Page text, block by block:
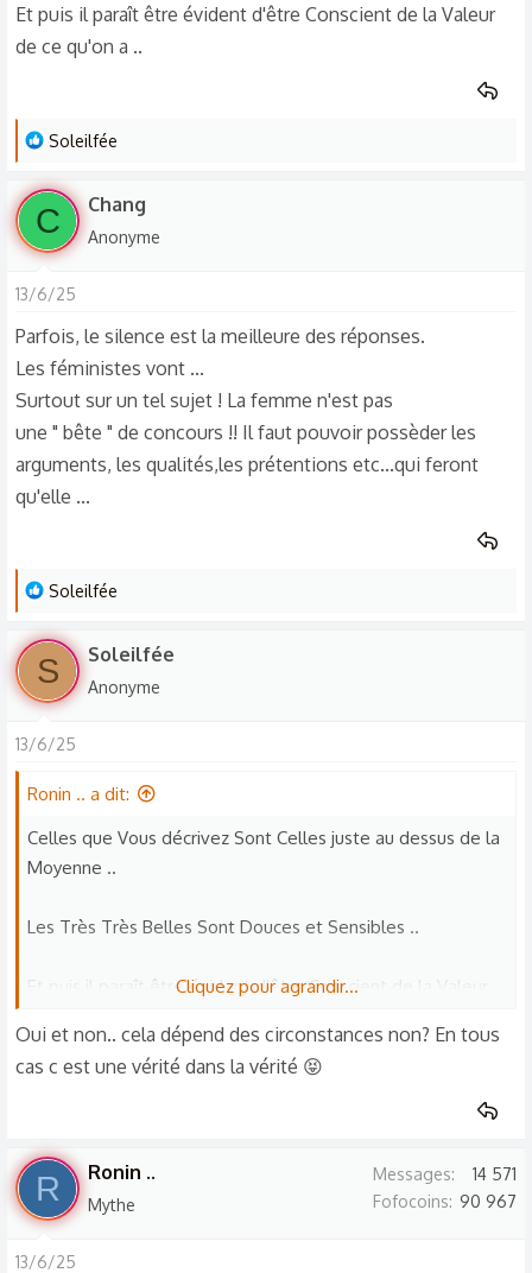
Et puis il paraît être évident d'être Conscient de la Valeur
de ce qu'on a ..
L
s
é
c
t
n
:
Soleilfée
C Chang
Anonyme
13/6/25
Parfois, le silence est la meilleure des réponses.
Les féministes vont ...
Surtout sur un tel sujet ! La femme n'est pas
une " bête " de concours !! Il faut pouvoir possèder les
arguments, les qualités,les prétentions etc...qui feront
qu'elle ...
L
s
r
é
c
o
n
Soleilfée
S Soleilfée
Anonyme
13/6/25
Ronin .. a dit:
Celles que Vous décrivez Sont Celles juste au dessus de la
Moyenne ..
Les Très Très Belles Sont Douces et Sensibles ..
Et puis il paraît être évident d'être Conscient de la Valeur
Cliquez pour agrandir...
Oui et non.. cela dépend des circonstances non? En tous
cas c est une vérité dans la vérité 😝
R Ronin ..
Mythe
Messages
14 571
Fofocoins 90 967
13/6/25